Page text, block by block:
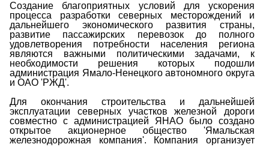
Создание благоприятных условий для ускорения
процесса разработки северных месторождений и
дальнейшего экономического развития страны,
развитие пассажирских перевозок до полного
удовлетворения потребности населения региона
являются важными политическими задачами, к
необходимости решения которых подошли
администрация Ямало-Ненецкого автономного округа
и ОАО 'РЖД'.
Для окончания строительства и дальнейшей
эксплуатации северных участков железной дороги
совместно с администрацией ЯНАО было создано
открытое акционерное общество 'Ямальская
железнодорожная компания'. Компания организует